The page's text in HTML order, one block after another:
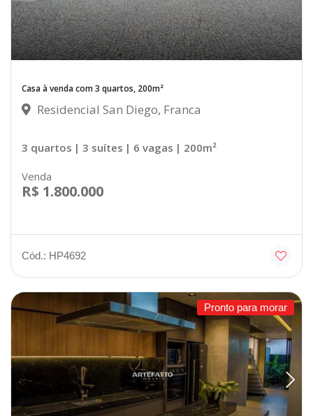
Casa à venda com 3 quartos, 200m²
Residencial San Diego, Franca
3 quartos | 3 suítes | 6 vagas | 200m²
Venda
R$ 1.800.000
Cód.: HP4692
Pronto para morar